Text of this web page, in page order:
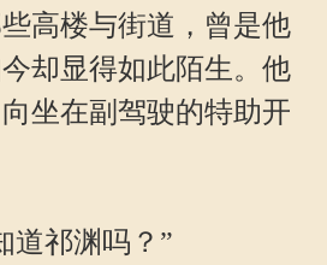
高楼与街道，曾是他
却显得如此陌生。他
坐在副驾驶的特助开
祁渊吗？”